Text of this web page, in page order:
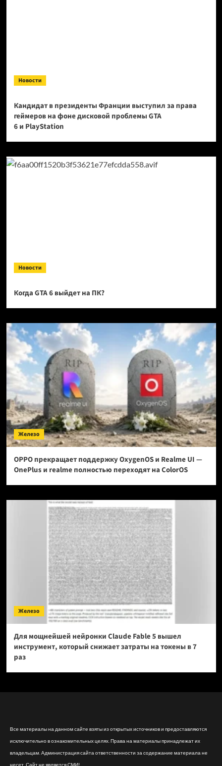
Новости
Кандидат в президенты Франции выступил за права
геймеров на фоне дисковой проблемы GTA
6 и PlayStation
Новости
Когда GTA 6 выйдет на ПК?
Железо
OPPO прекращает поддержку OxygenOS и Realme UI —
OnePlus и realme полностью переходят на ColorOS
Железо
Для мощнейшей нейронки Claude Fable 5 вышел
инструмент, который снижает затраты на токены в 7
раз
Все материалы на данном сайте взяты из открытых источников и предоставляются
исключительно в ознакомительных целях. Права на материалы принадлежат их
владельцам. Администрация сайта ответственности за содержание материала не
несет. Сайт не является СМИ!